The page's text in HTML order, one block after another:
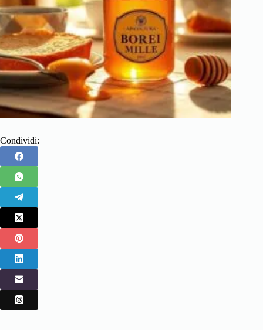
Condividi: